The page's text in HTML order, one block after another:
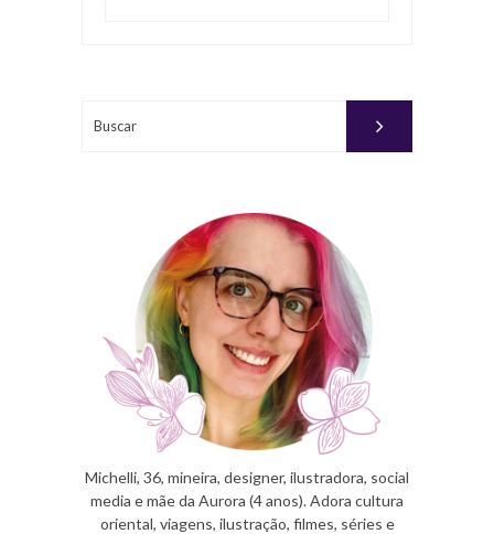
Michelli, 36, mineira, designer, ilustradora, social
media e mãe da Aurora (4 anos). Adora cultura
oriental, viagens, ilustração, filmes, séries e